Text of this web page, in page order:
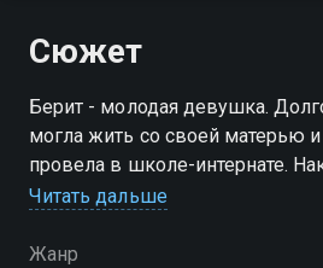
Сюжет
Берит - молодая девушка.
могла жить со своей матерью
провела в школе-интернате.
получила работу в городе и
напряжённые
Читать дальше
Жанр